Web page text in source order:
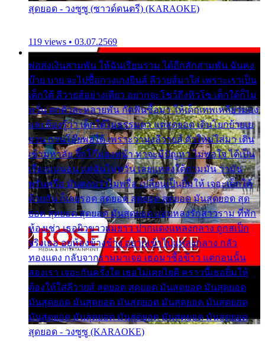
สุดยอด - วงซูซู (ซาวด์ดนตรี) (KARAOKE)
119 views • 03.07.2569
พ่อส่งเงินสามพัน ให้ฉันเรียนราม ได้อีกสักสามพัน ฉันคง
บ๊าย บาย จะไปซื้อกางเกงยีนส์ ลีวายส์มาใส่ เพราะเราเป็น
เด็กใต้ ลีวายส์อย่างเดียว อยากจะโชว์ถึงหิวโซ เด็กใต้ก็ไม่
หวั่น ตกตัวละหลายพัน กัดฟันซื้อมา ให้เด็กเทพเหลียวมอง
และต้องรู้ว่า เด็กใต้ไม่ธรรมดา แต่สุดยอด เดินโยกย้ายเย
ยวน กวนโอ๊ยพอได้ เพราะว่านุ่งลีวายส์ ตัวใหม่ใส่มา เดิน
เข้ามหาลัย จิ๊กโก๊มองหน้า ท่าจะมีปัญหา ไม่พอใจ ได้เป็น
เรื่องแน่นอน แต่ฉันไม่หวั่น เลยแหลงใต้ถามมัน ว่ามัน
พรั่นพรือ มันตอบว่าไม่พรื่อ เปลี่ยนเป็นยิ้มให้ เจอะเด็กใต้
ด้วยกัน ก็เลยรอด สุดยอด สุดยอด สุดยอด มันสุดยอด สุด
ยอด สุดยอด สุดยอด มันสุดยอด แอบหลงรักสาวราม ที่พัก
ห้องเช่า เธอผิวขาวผมยาว ปากแดงแหลงกลาง ถูกสเป็ก
จริงเธอ อยู่ห้องข้างข้าง อยากเข้าไปแหลงกลาง กลัว
ทองแดง กลับจากรามมาเจอ เธอมาซื้อข้าว แต่ก่อนนั้น
สองเรา เจอะกันครั้งใด เธอไม่เคยไยดี คราวนี้เธอยิ้มให้
ต้องให้ใส่ลีวายส์ สุดยอด สุดยอด มันสุดยอด มันสุดยอด
มันสุดยอด มันสุดยอด มันสุดยอด มันสุดยอด มันสุดยอด
มันสุดยอด มันสุดยอด มันสุดยอด มันสุดยอด มันสุดยอด
สุดยอด - วงซูซู (KARAOKE)